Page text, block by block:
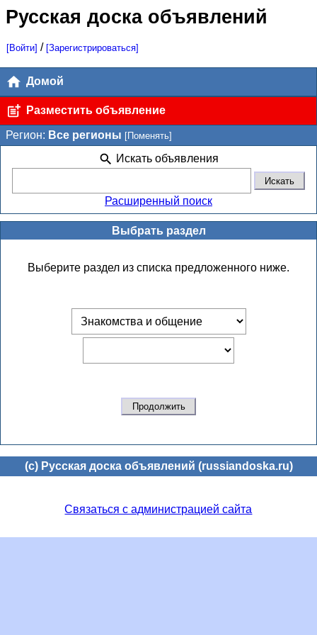
Русская доска объявлений
[Войти] / [Зарегистрироваться]
Домой
Разместить объявление
Регион: Все регионы [Поменять]
Искать объявления
Расширенный поиск
Выбрать раздел
Выберите раздел из списка предложенного ниже.
(c) Русская доска объявлений (russiandoska.ru)
Связаться с администрацией сайта